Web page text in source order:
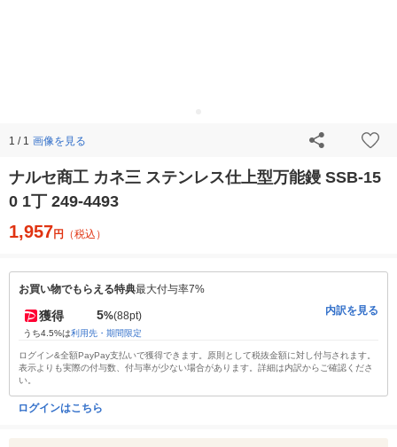
1 / 1 画像を見る
ナルセ商工 カネ三 ステンレス仕上型万能鏝 SSB-15
0 1丁 249-4493
1,957円 （税込）
お買い物でもらえる特典最大付与率7%
獲得 5%(88pt)
うち4.5%は利用先・期間限定
内訳を見る
ログイン&全額PayPay支払いで獲得できます。原則として税抜金額に対し付与されます。
表示よりも実際の付与数、付与率が少ない場合があります。詳細は内訳からご確認くださ
い。
ログインはこちら